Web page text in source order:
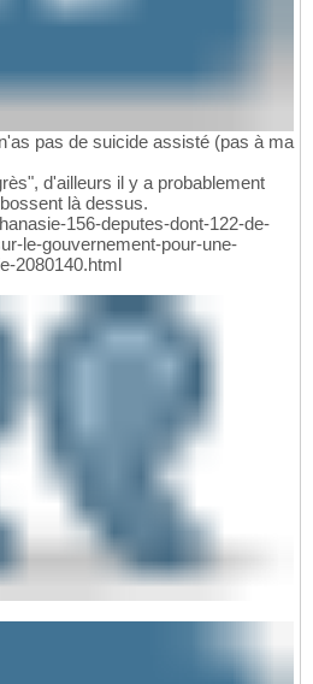
pas de suicide assisté (pas à ma
d'ailleurs il y a probablement
là dessus.
156-deputes-dont-122-de-
le-gouvernement-pour-une-
2080140.html